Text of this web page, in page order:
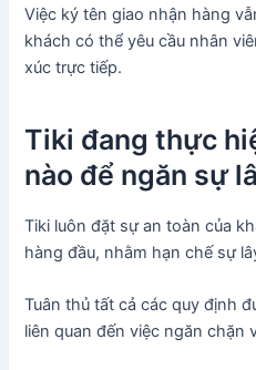
Việc ký tên giao nhận hàng
khách có thể yêu cầu nhân
xúc trực tiếp.
Tiki đang thực
nào để ngăn sự
Tiki luôn đặt sự an toàn của
hàng đầu, nhằm hạn chế sự
Tuân thủ tất cả các quy định
liên quan đến việc ngăn chặn